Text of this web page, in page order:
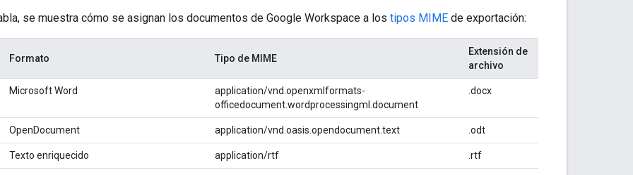
se muestra cómo se asignan los documentos de Google Workspace a los tipos MIME de exportación:
Formato Tipo de MIME
Extensión de
archivo
Microsoft Word
application/vnd.openxmlformats-
officedocument.wordprocessingml.document
.docx
OpenDocument application/vnd.oasis.opendocument.text .odt
Texto enriquecido application/rtf .rtf